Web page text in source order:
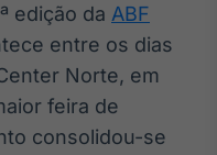
OTC
para
edição da ABF
entre os dias
Norte, em
feira de
consolidou-se